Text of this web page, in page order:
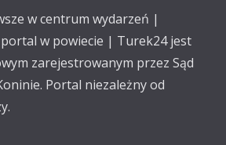
w centrum wydarzeń |
w powiecie | Turek24 jest
zarejestrowanym przez Sąd
Portal niezależny od